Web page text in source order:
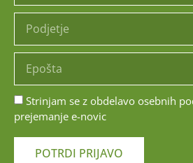
Strinjam se z obdelavo osebnih
prejemanje e-novic
POTRDI PRIJAVO